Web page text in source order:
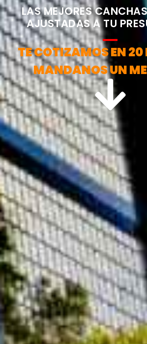
LAS MEJORES
AJUSTADAS A TU
TE COTIZAMOS EN
MANDANOS UN